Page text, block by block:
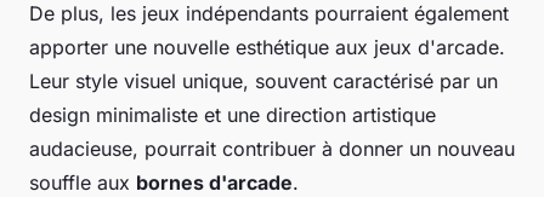
De plus, les jeux indépendants pourraient également
apporter une nouvelle esthétique aux jeux d'arcade.
Leur style visuel unique, souvent caractérisé par un
design minimaliste et une direction artistique
audacieuse, pourrait contribuer à donner un nouveau
souffle aux bornes d'arcade.